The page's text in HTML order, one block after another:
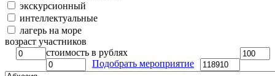
экскурсионный
интеллектуальные
лагерь на море
возраст участников
стоимость в рублях
Подобрать мероприятие